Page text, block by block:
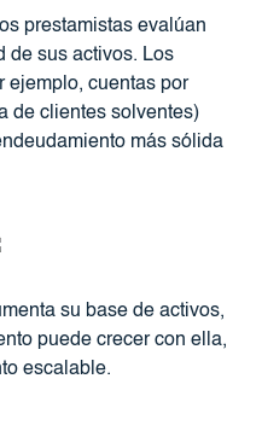
prestamistas evalúan
de sus activos. Los
ejemplo, cuentas por
de clientes solventes)
más sólida
su base de activos,
puede crecer con ella,
escalable.